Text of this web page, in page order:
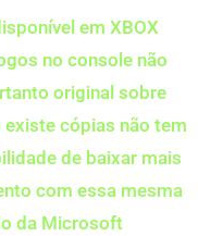
em XBOX
no console não
original sobre
cópias não tem
de baixar mais
com essa mesma
da Microsoft